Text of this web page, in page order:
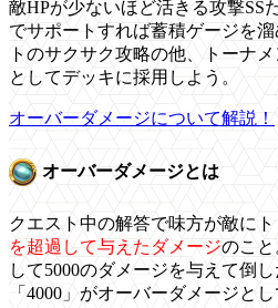
敵HPが少ないほど活きる攻撃SS
でサポートすれば蓄積ゲージを
トのサクサク攻略の他、トーナ
としてデッキに採用しよう。
オーバーダメージについて解説！
オーバーダメージとは
クエスト中の解答で味方が敵にト
を超過して与えたダメージのこと
して5000のダメージを与えて倒
「4000」がオーバーダメージと